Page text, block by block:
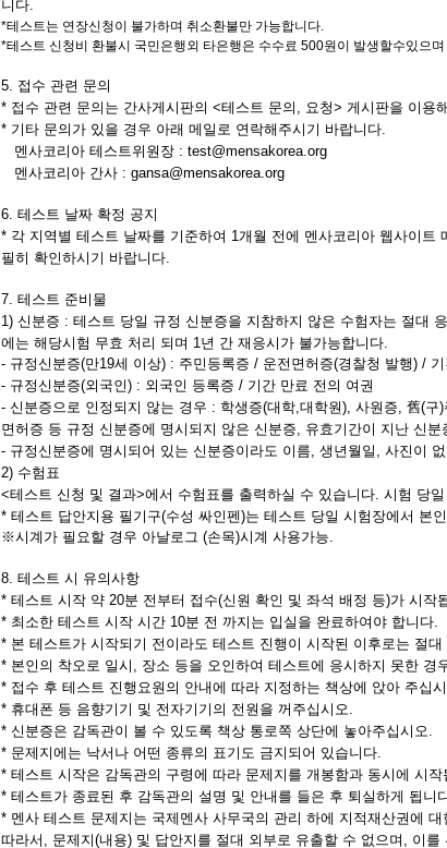
니다.
*테스트는 연장신청이 불가하며 취소환불만 가능합니다.
*테스트 신청비 환불시 국민은행외 타은행은 수수료 500원이 발생할수있으
5. 접수 관련 문의
* 접수 관련 문의는 간사게시판의 <테스트 문의, 요청> 게시판을 이용
* 기타 문의가 있을 경우 아래 메일로 연락해주시기 바랍니다.
멘사코리아 테스트위원장 : test@mensakorea.org
멘사코리아 간사 : gansa@mensakorea.org
6. 테스트 날짜 확정 공지
* 각 지역별 테스트 날짜를 기준하여 1개월 전에 멘사코리아 웹사이
필히 확인하시기 바랍니다.
7. 테스트 준비물
1) 신분증 : 테스트 당일 규정 신분증을 지참하지 않은 수험자는 절대
에는 해당시험 무효 처리 되며 1년 간 재응시가 불가능합니다.
- 규정신분증(만19세 이상) : 주민등록증 / 운전면허증(경찰청 발행) /
- 규정신분증(외국인) : 외국인 등록증 / 기간 만료 전의 여권
- 신분증으로 인정되지 않는 경우 : 학생증(대학,대학원), 사원증, 舊(
면허증 등 규정 신분증에 명시되지 않은 신분증, 유효기간이 지난 신분
- 규정신분증에 명시되어 있는 신분증이라도 이름, 생년월일, 사진이
2) 수험표
<테스트 신청 및 결과>에서 수험표를 출력하실 수 있습니다. 시험 당
* 테스트 답안지용 필기구(수성 싸인펜)는 테스트 당일 시험장에서 본
※시계가 필요할 경우 아날로그 (손목)시계 사용가능.
8. 테스트 시 유의사항
* 테스트 시작 약 20분 전부터 접수(신원 확인 및 좌석 배정 등)가 시작
* 최소한 테스트 시작 시간 10분 전 까지는 입실을 완료하여야 합니다.
* 본 테스트가 시작되기 전이라도 테스트 진행이 시작된 이후로는 절
* 본인의 착오로 일시, 장소 등을 오인하여 테스트에 응시하지 못한 경
* 접수 후 테스트 진행요원의 안내에 따라 지정하는 책상에 앉아 주십
* 휴대폰 등 음향기기 및 전자기기의 전원을 꺼주십시오.
* 신분증은 감독관이 볼 수 있도록 책상 통로쪽 상단에 놓아주십시오.
* 문제지에는 낙서나 어떤 종류의 표기도 금지되어 있습니다.
* 테스트 시작은 감독관의 구령에 따라 문제지를 개봉함과 동시에 시작
* 테스트가 종료된 후 감독관의 설명 및 안내를 들은 후 퇴실하게 됩니
* 멘사 테스트 문제지는 국제멘사 사무국의 관리 하에 지적재산권에
따라서, 문제지(내용) 및 답안지를 절대 외부로 유출할 수 없으며, 이